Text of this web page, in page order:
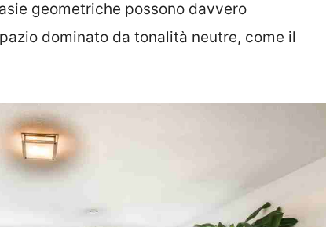
geometriche possono davvero
dominato da tonalità neutre, come il